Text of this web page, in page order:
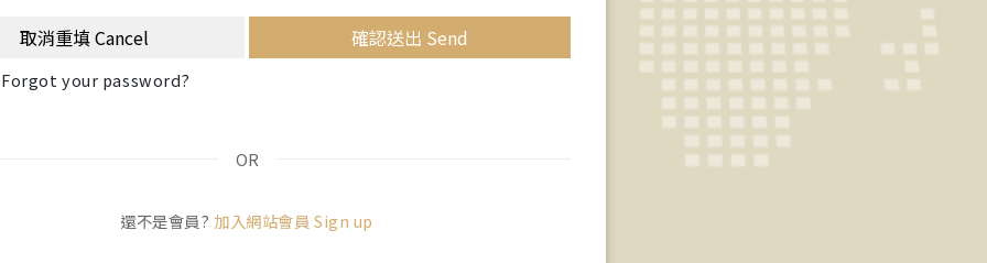
取消重填 Cancel 確認送出 Send
Forgot your password?
OR
還不是會員? 加入網站會員 Sign up